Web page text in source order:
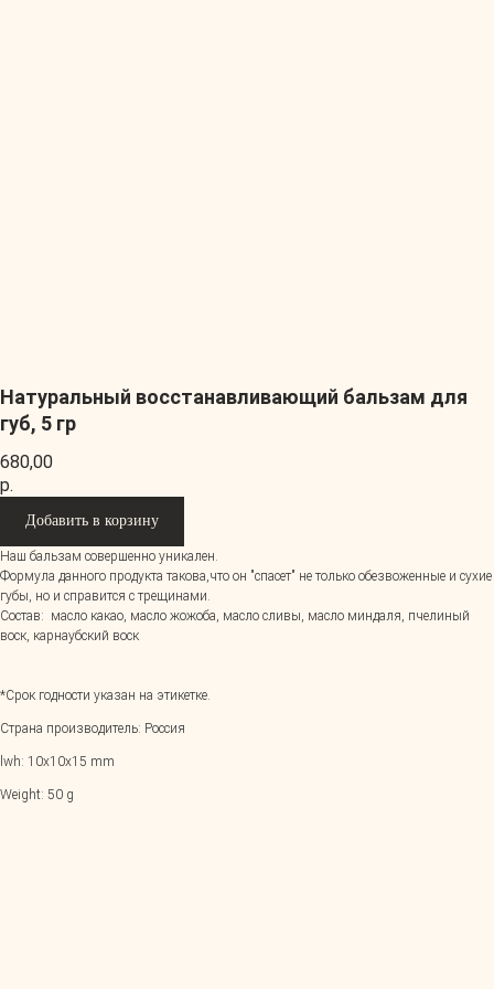
Натуральный восстанавливающий бальзам для
губ, 5 гр
680,00
р.
Добавить в корзину
Наш бальзам совершенно уникален.
Формула данного продукта такова,что он "спасет" не только обезвоженные и сухие
губы, но и справится с трещинами.
Состав: масло какао, масло жожоба, масло сливы, масло миндаля, пчелиный
воск, карнаубский воск
*Срок годности указан на этикетке.
Страна производитель: Россия
lwh: 10x10x15 mm
Weight: 50 g